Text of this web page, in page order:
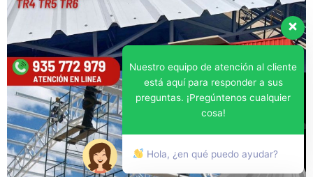
Nuestro equipo de atención al cliente
está aquí para responder a sus
preguntas. ¡Pregúntenos cualquier
cosa!
Hola, ¿en qué puedo ayudar?